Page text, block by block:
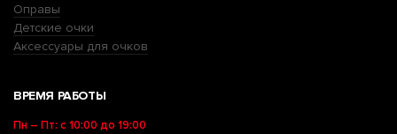
Оправы
Детские очки
Аксессуары для очков
ВРЕМЯ РАБОТЫ
Пн – Пт: с 10:00 до 19:00